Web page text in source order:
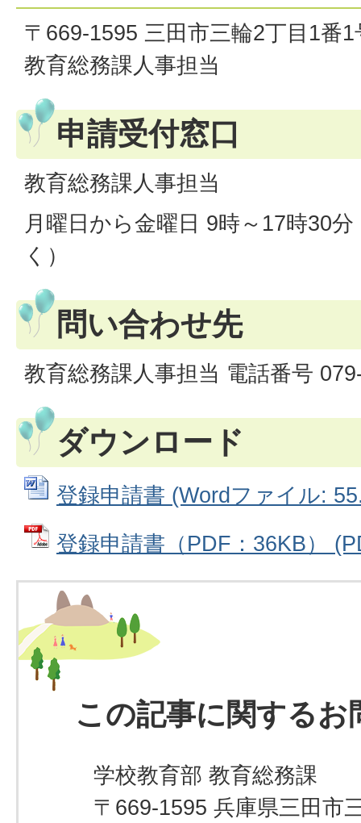
〒669-1595 三田市三輪2丁目1番
教育総務課人事担当
申請受付窓口
教育総務課人事担当
月曜日から金曜日 9時～17時30
く）
問い合わせ先
教育総務課人事担当 電話番号
ダウンロード
登録申請書 (Wordファイル:
登録申請書（PDF：36KB）
この記事に関するお
学校教育部 教育総務課
〒669-1595 兵庫県三田市